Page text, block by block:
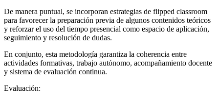
De manera puntual, se incorporan estrategias de flipped classroom
para favorecer la preparación previa de algunos contenidos teóricos
y reforzar el uso del tiempo presencial como espacio de aplicación,
seguimiento y resolución de dudas.
En conjunto, esta metodología garantiza la coherencia entre
actividades formativas, trabajo autónomo, acompañamiento docente
y sistema de evaluación continua.
Evaluación: